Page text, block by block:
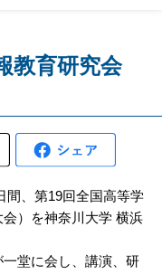
教育研究会
間、第19回全国高等学
）を神奈川大学 横浜
堂に会し、講演、研